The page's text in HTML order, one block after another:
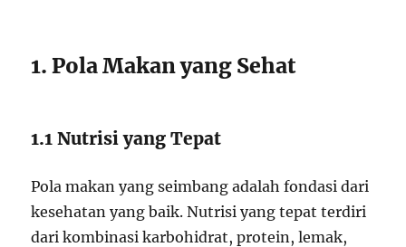
1. Pola Makan yang Sehat
1.1 Nutrisi yang Tepat
Pola makan yang seimbang adalah fondasi dari
kesehatan yang baik. Nutrisi yang tepat terdiri
dari kombinasi karbohidrat, protein, lemak,